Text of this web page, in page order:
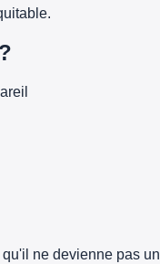
ne devienne pas un